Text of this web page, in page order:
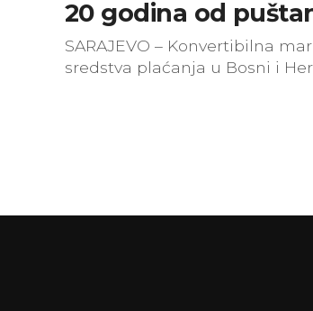
20 godina od
SARAJEVO – Konvertibilna
sredstva plaćanja u Bosni i